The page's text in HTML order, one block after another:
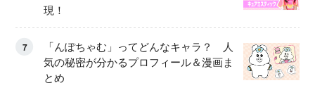
現！
7
「んぽちゃむ」ってどんなキャラ？ 人
気の秘密が分かるプロフィール＆漫画ま
とめ